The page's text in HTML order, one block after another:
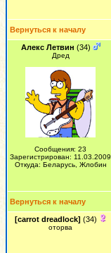
Вернуться к началу
Алекс Летвин (34)
Дред
Сообщения: 23
Зарегистрирован: 11.03.2009
Откуда: Беларусь, Жлобин
Вернуться к началу
[carrot dreadlock] (34)
оторва